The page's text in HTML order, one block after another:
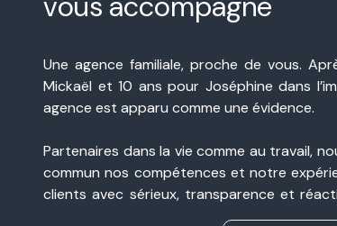
Une agence familiale, proche de vous.
Mickaël et 10 ans pour Joséphine dans
agence est apparu comme une évidence.
Partenaires dans la vie comme au travail,
commun nos compétences et notre
clients avec sérieux, transparence et
Valence et à Valence, nous sommes une